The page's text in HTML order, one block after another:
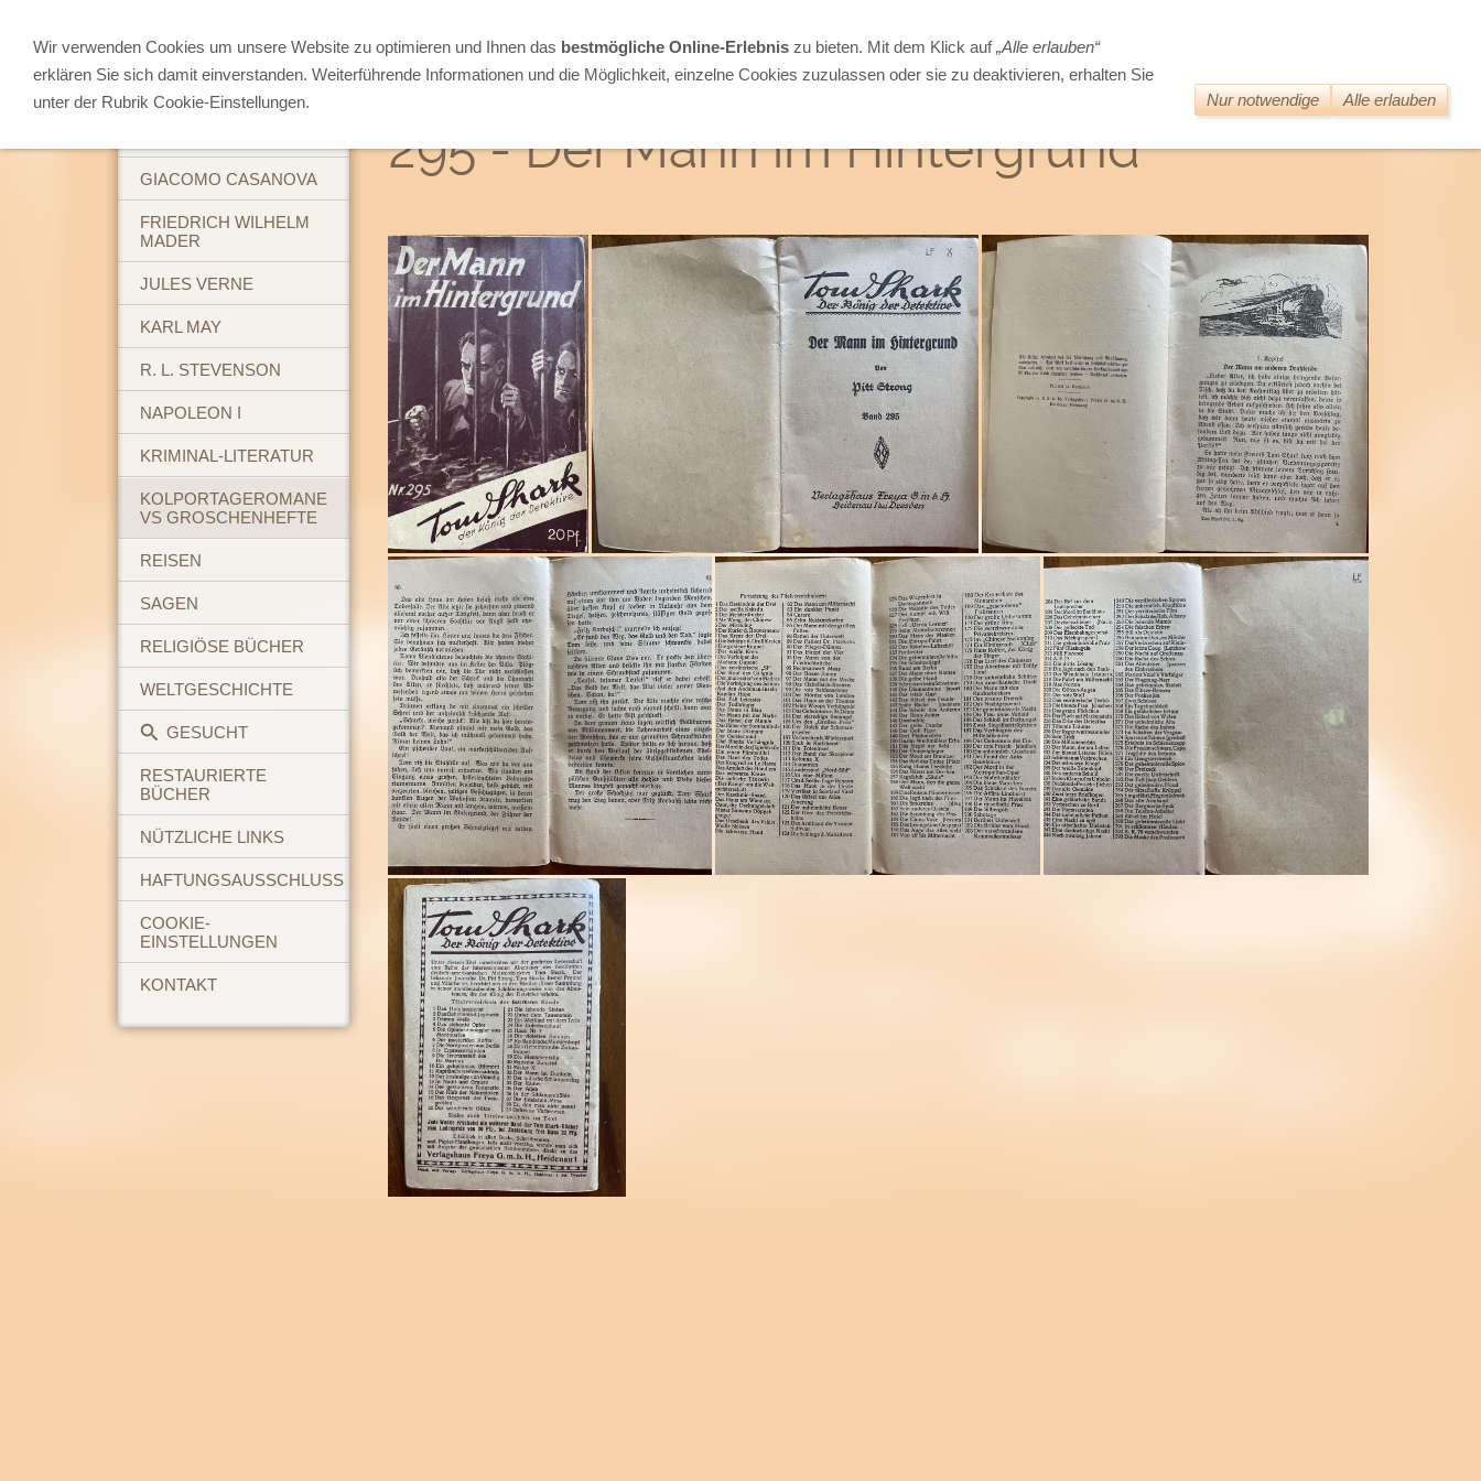
ABENTEUERBÜCHER
GIACOMO CASANOVA
FRIEDRICH WILHELM
MADER
JULES VERNE
KARL MAY
R. L. STEVENSON
NAPOLEON I
KRIMINAL-LITERATUR
KOLPORTAGEROMANE
VS GROSCHENHEFTE
REISEN
SAGEN
RELIGIÖSE BÜCHER
WELTGESCHICHTE
GESUCHT
RESTAURIERTE
BÜCHER
NÜTZLICHE LINKS
HAFTUNGSAUSSCHLUSS
COOKIE-
EINSTELLUNGEN
KONTAKT
295 - Der Mann im Hintergrund
Wir verwenden Cookies um unsere Website zu optimieren und Ihnen das bestmögliche Online-Erlebnis zu bieten. Mit dem Klick auf„Alle erlauben“
erklären Sie sich damit einverstanden. Weiterführende Informationen und die Möglichkeit, einzelne Cookies zuzulassen oder sie zu deaktivieren, erhalten Sie
unter der Rubrik Cookie-Einstellungen.
Nur notwendige Alle erlauben